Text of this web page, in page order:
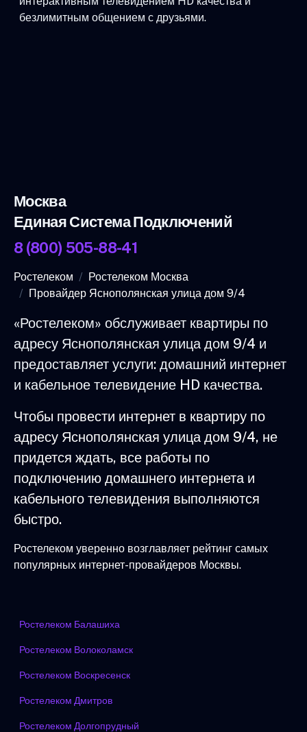
безлимитным общением с друзьями.
Москва
Единая Система Подключений
8 (800) 505-88-41
Ростелеком
Ростелеком Москва
Провайдер Яснополянская улица дом 9/4
«Ростелеком» обслуживает квартиры по
адресу Яснополянская улица дом 9/4 и
предоставляет услуги: домашний интернет
и кабельное телевидение HD качества.
Чтобы провести интернет в квартиру по
адресу Яснополянская улица дом 9/4, не
придется ждать, все работы по
подключению домашнего интернета и
кабельного телевидения выполняются
быстро.
Ростелеком уверенно возглавляет рейтинг самых
популярных интернет-провайдеров Москвы.
Ростелеком Балашиха
Ростелеком Волоколамск
Ростелеком Воскресенск
Ростелеком Дмитров
Ростелеком Долгопрудный